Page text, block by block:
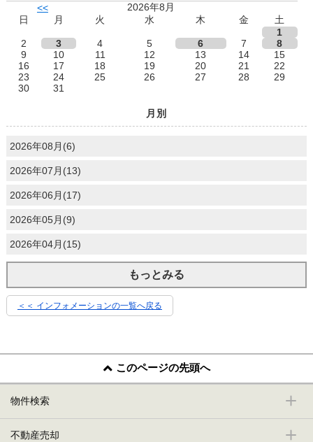
<<
2026年8月
日
月 火 水 木 金
土
1
2
3 4 5 6 7
8
9
10 11 12 13 14
15
16
17 18 19 20 21
22
23
24 25 26 27 28
29
30
31
月別
2026年08月(6)
2026年07月(13)
2026年06月(17)
2026年05月(9)
2026年04月(15)
もっとみる
＜＜ インフォメーションの一覧へ戻る
このページの先頭へ
物件検索
不動産売却